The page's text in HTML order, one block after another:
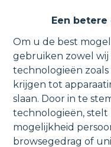
Een
Om u de best
gebruiken zowel wij
technologieën
krijgen tot
slaan. Door in te
technologieën, stelt
mogelijkheid
browsegedrag of
Nieuwbouw
prachtig
mogelijk.
Juniorslaan 6 B,